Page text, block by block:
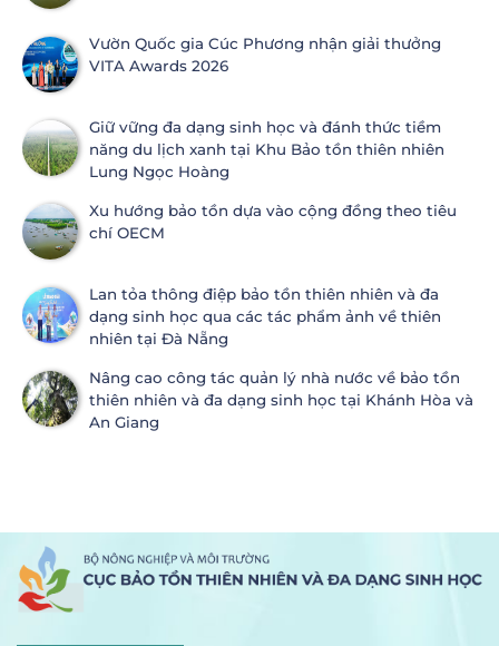
Vườn Quốc gia Cúc Phương nhận giải thưởng
VITA Awards 2026
Giữ vững đa dạng sinh học và đánh thức tiềm
năng du lịch xanh tại Khu Bảo tồn thiên nhiên
Lung Ngọc Hoàng
Xu hướng bảo tồn dựa vào cộng đồng theo tiêu
chí OECM
Lan tỏa thông điệp bảo tồn thiên nhiên và đa
dạng sinh học qua các tác phẩm ảnh về thiên
nhiên tại Đà Nẵng
Nâng cao công tác quản lý nhà nước về bảo tồn
thiên nhiên và đa dạng sinh học tại Khánh Hòa và
An Giang